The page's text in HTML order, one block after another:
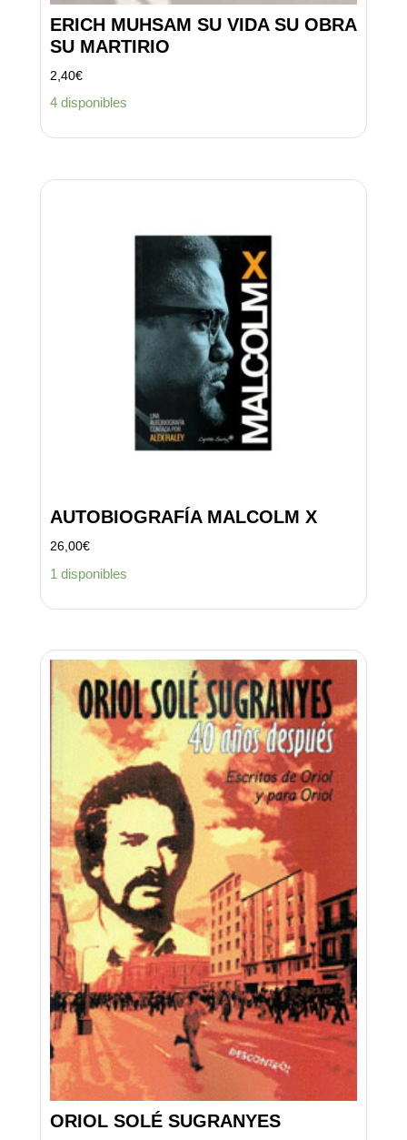
ERICH MUHSAM SU VIDA SU OBRA
SU MARTIRIO
2,40€
4 disponibles
AUTOBIOGRAFÍA MALCOLM X
26,00€
1 disponibles
ORIOL SOLÉ SUGRANYES